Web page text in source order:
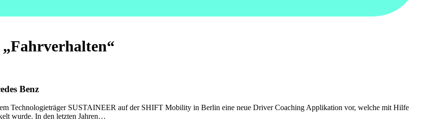
Benz
Technologieträger SUSTAINEER auf der SHIFT Mobility in Berlin eine neue Driver Coaching Applikation vor, welche mit Hilfe
wurde. In den letzten Jahren…